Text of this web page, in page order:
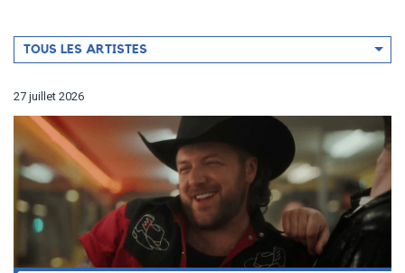
Filtrer
par
TOUS LES ARTISTES
27 juillet 2026